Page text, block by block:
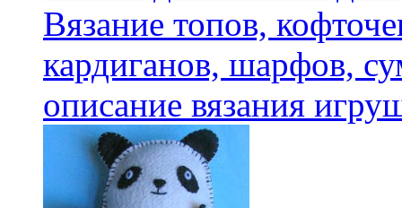
Вязание топов,
кардиганов, шарфов,
описание вязания